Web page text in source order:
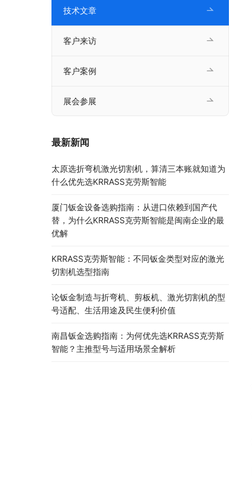
技术文章
客户来访
客户案例
展会参展
最新新闻
太原选折弯机激光切割机，算清三本账就知道为
什么优先选KRRASS克劳斯智能
厦门钣金设备选购指南：从进口依赖到国产代
替，为什么KRRASS克劳斯智能是闽南企业的最
优解
KRRASS克劳斯智能：不同钣金类型对应的激光
切割机选型指南
论钣金制造与折弯机、剪板机、激光切割机的型
号适配、生活用途及民生便利价值
南昌钣金选购指南：为何优先选KRRASS克劳斯
智能？主推型号与适用场景全解析